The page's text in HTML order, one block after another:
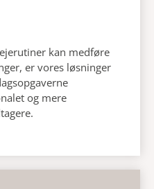
kan medføre
er vores løsninger
og mere